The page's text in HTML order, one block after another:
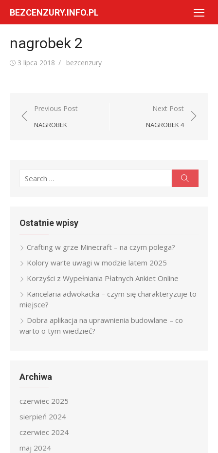
BEZCENZURY.INFO.PL
nagrobek 2
Posted
3 lipca 2018 Author
bezcenzury
Nawigacja
wpisu
Previous Post
NAGROBEK
Next Post
NAGROBEK 4
Search
Ostatnie wpisy
Crafting w grze Minecraft – na czym polega?
Kolory warte uwagi w modzie latem 2025
Korzyści z Wypełniania Płatnych Ankiet Online
Kancelaria adwokacka – czym się charakteryzuje to
miejsce?
Dobra aplikacja na uprawnienia budowlane – co
warto o tym wiedzieć?
Archiwa
czerwiec 2025
sierpień 2024
czerwiec 2024
maj 2024